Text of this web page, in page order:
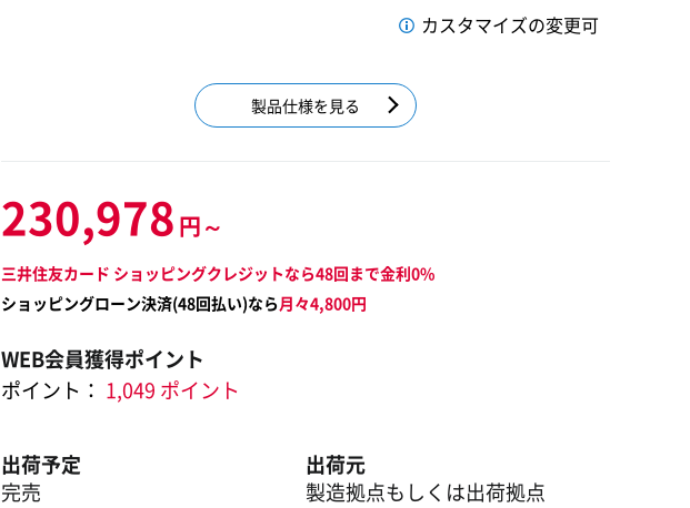
カスタマイズの変更可
製品仕様を見る
230,978 円～
三井住友カード ショッピングクレジットなら48回まで金利0%
ショッピングローン決済(48回払い)なら月々4,800円
WEB会員獲得ポイント
ポイント： 1,049 ポイント
出荷予定
完売
出荷元
製造拠点もしくは出荷拠点